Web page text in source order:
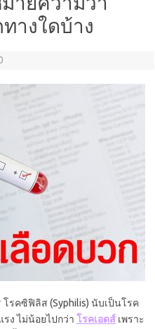
างใดบ้าง
รคซิฟิลิส (Syphilis) นับเป็นโรค
ง ไม่น้อยไปกว่า โรคเอดส์ เพราะ